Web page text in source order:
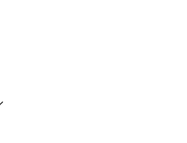
gedeeld door de accommodatie: